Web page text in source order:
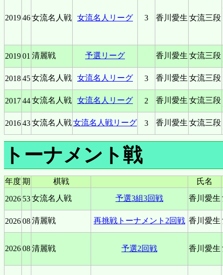
201946女流名人戦 女流名人リーグ 3 香川愛生 女流三段
201901 清麗戦 予選リーグ 香川愛生 女流三段
201845女流名人戦 女流名人リーグ 3 香川愛生 女流三段
201744女流名人戦 女流名人リーグ 2 香川愛生 女流三段
201643女流名人戦女流名人戦リーグ 3 香川愛生 女流三段
トーナメント戦
年度期 棋戦 氏名
2026 53女流名人戦 予選3組3回戦 香川愛生
202608清麗戦 再挑戦トーナメント2回戦 香川愛生
202608清麗戦 予選2回戦 香川愛生